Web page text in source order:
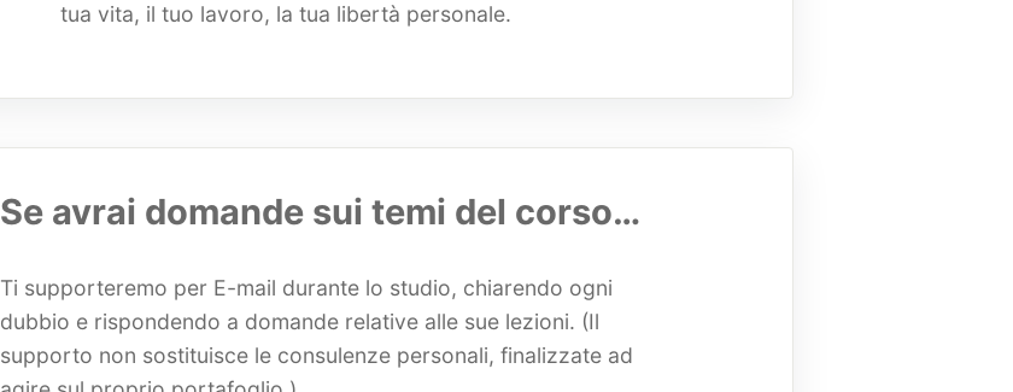
tua vita, il tuo lavoro, la tua libertà personale.
Se avrai domande sui temi del corso…
Ti supporteremo per E-mail durante lo studio, chiarendo ogni
dubbio e rispondendo a domande relative alle sue lezioni. (Il
supporto non sostituisce le consulenze personali, finalizzate ad